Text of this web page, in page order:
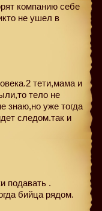
компанию себе
не ушел в
тети,мама и
тело не
знаю,но уже тогда
следом.так и
подавать .
бийца рядом.